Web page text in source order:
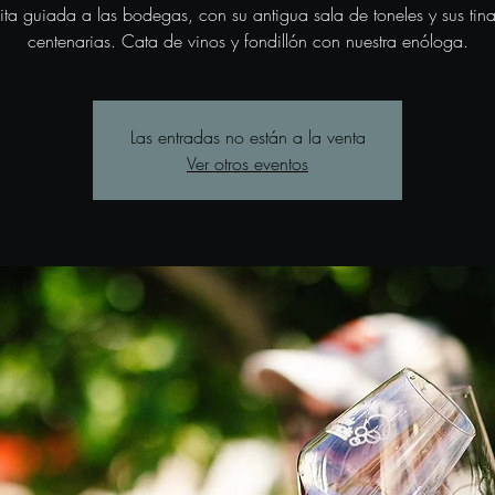
guiada a las bodegas, con su antigua sala de toneles y sus
centenarias. Cata de vinos y fondillón con nuestra enóloga.
Las entradas no están a la venta
Ver otros eventos